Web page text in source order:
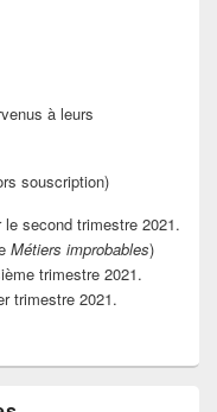
à leurs
souscription)
le second trimestre 2021.
Métiers improbables)
trimestre 2021.
trimestre 2021.